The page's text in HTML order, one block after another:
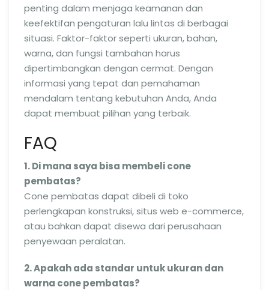
penting dalam menjaga keamanan dan
keefektifan pengaturan lalu lintas di berbagai
situasi. Faktor-faktor seperti ukuran, bahan,
warna, dan fungsi tambahan harus
dipertimbangkan dengan cermat. Dengan
informasi yang tepat dan pemahaman
mendalam tentang kebutuhan Anda, Anda
dapat membuat pilihan yang terbaik.
FAQ
1. Di mana saya bisa membeli cone
pembatas?
Cone pembatas dapat dibeli di toko
perlengkapan konstruksi, situs web e-commerce,
atau bahkan dapat disewa dari perusahaan
penyewaan peralatan.
2. Apakah ada standar untuk ukuran dan
warna cone pembatas?